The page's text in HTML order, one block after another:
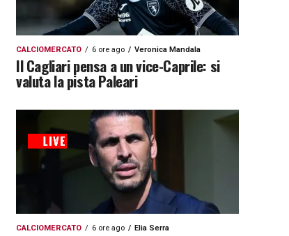
CALCIOMERCATO 6 ore ago Veronica Mandala
Il Cagliari pensa a un vice-Caprile: si
valuta la pista Paleari
CALCIOMERCATO 6 ore ago Elia Serra